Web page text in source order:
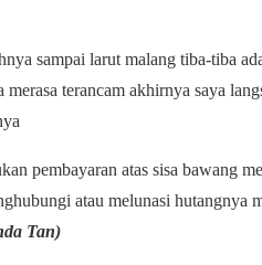
sampai larut malang tiba-tiba
terancam akhirnya saya
pembayaran atas sisa bawang
atau melunasi hutangnya
Tan)